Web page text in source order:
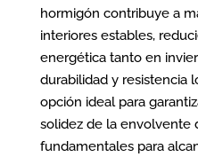
hormigón contribuye a
interiores estables,
energética tanto en
durabilidad y resistencia
opción ideal para
solidez de la envolvente
fundamentales para